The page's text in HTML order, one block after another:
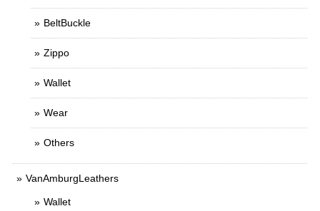
BeltBuckle
Zippo
Wallet
Wear
Others
VanAmburgLeathers
Wallet